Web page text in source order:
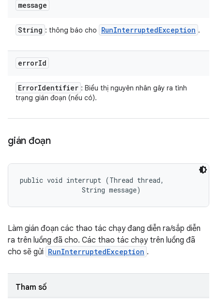
message
String : thông báo cho RunInterruptedException .
errorId
ErrorIdentifier : Biểu thị nguyên nhân gây ra tình
trạng gián đoạn (nếu có).
gián đoạn
public void interrupt (Thread thread,
                String message)
Làm gián đoạn các thao tác chạy đang diễn ra/sắp diễn
ra trên luồng đã cho. Các thao tác chạy trên luồng đã
cho sẽ gửi RunInterruptedException .
Tham số